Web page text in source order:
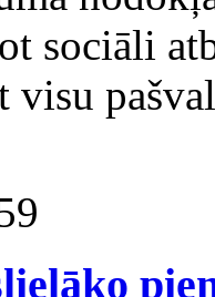
sociāli
visu